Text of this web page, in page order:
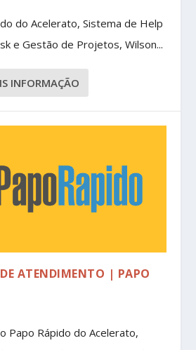
do Acelerato, Sistema de Help
e Gestão de Projetos, Wilson...
INFORMAÇÃO
ATENDIMENTO | PAPO
Papo Rápido do Acelerato,